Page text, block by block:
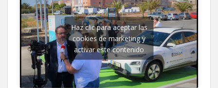
Haz clic para aceptar las
cookies de marketing y
activar este contenido